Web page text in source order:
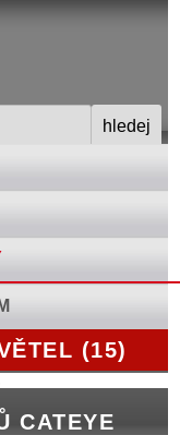
(15)
CATEYE